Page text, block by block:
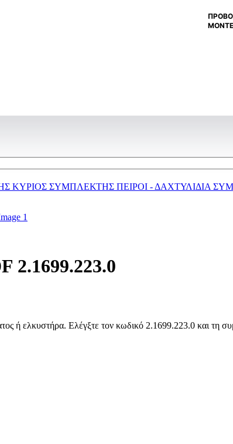
ΚΥΡΙΟΣ ΣΥΜΠΛΕΚΤΗΣ ΠΕΙΡΟΙ - ΔΑΧΤΥΛΙΔΙΑ
2.1699.223.0
ή ελκυστήρα. Ελέγξτε τον κωδικό 2.1699.223.0 και τη